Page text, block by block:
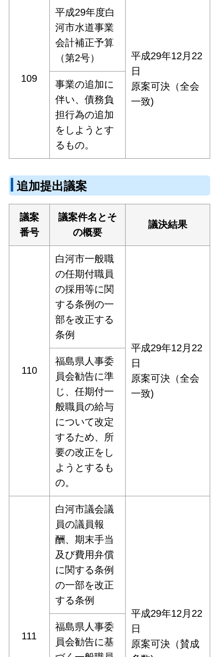
109
平成29年度白
河市水道事業
会計補正予算
（第2号）
平成29年12月22
日
原案可決（全会
一致)
事業の追加に
伴い、債務負
担行為の追加
をしようとす
るもの。
追加提出議案
議案
番号
議案件名とそ
の概要
議決結果
110
白河市一般職
の任期付職員
の採用等に関
する条例の一
部を改正する
条例
平成29年12月22
日
原案可決（全会
一致)
福島県人事委
員会勧告に準
じ、任期付一
般職員の給与
について改定
するため、所
要の改正をし
ようとするも
の。
111
白河市議会議
員の議員報
酬、期末手当
及び費用弁償
に関する条例
の一部を改正
する条例
平成29年12月22
日
原案可決（賛成
福島県人事委
員会勧告に基